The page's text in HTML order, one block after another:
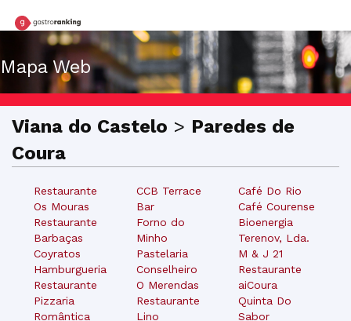
Mapa Web
Viana do Castelo > Paredes de
Coura
Restaurante
Os Mouras
Restaurante
Barbaças
Coyratos
Hamburgueria
Restaurante
Pizzaria
Romântica
CCB Terrace
Bar
Forno do
Minho
Pastelaria
Conselheiro
O Merendas
Restaurante
Lino
Café Do Rio
Café Courense
Bioenergia
Terenov, Lda.
M & J 21
Restaurante
aiCoura
Quinta Do
Sabor